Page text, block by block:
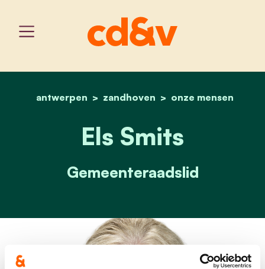
home
antwerpen zandhoven onze mensen
els smits
Els Smits
Gemeenteraadslid